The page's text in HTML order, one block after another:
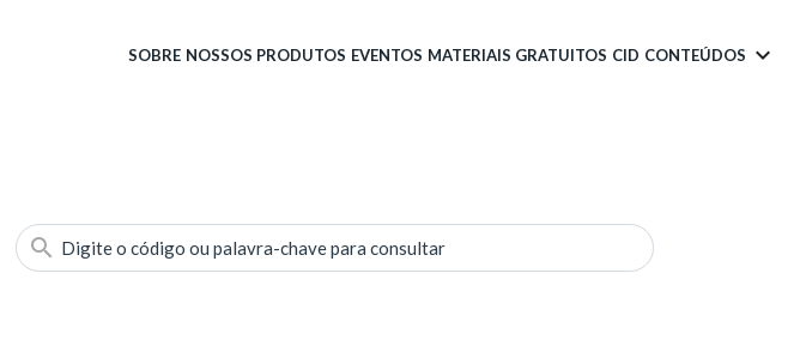
SOBRE NOSSOS PRODUTOS EVENTOS MATERIAIS GRATUITOS CID CONTEÚDOS
Digite o código ou palavra-chave para consultar